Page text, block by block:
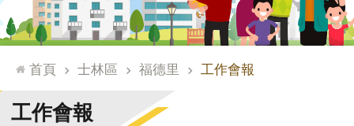
台
通
臺
北
首頁 士林區 福德里 工作會報
工作會報